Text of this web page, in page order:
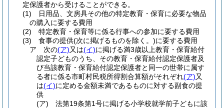
定保護者から受けることができる。
(1)
日用品、文房具その他の特定教育・保育に必要な物品
の購入に要する費用
(2)
特定教育・保育等に係る行事への参加に要する費用
(3)
食事の提供(次に掲げるものを除く。)に要する費用
ア
次の(ア)又は(イ)に掲げる満3歳以上教育・保育給付
認定子どものうち、その教育・保育給付認定保護者及
び当該教育・保育給付認定保護者と同一の世帯に属す
る者に係る市町村民税所得割合算額がそれぞれ(ア)又
は(イ)に定める金額未満であるものに対する副食の提
供
(ア)
法第19条第1号に掲げる小学校就学前子どもに該